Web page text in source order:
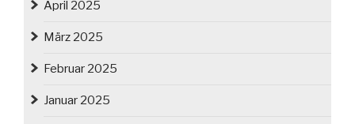
April 2025
März 2025
Februar 2025
Januar 2025